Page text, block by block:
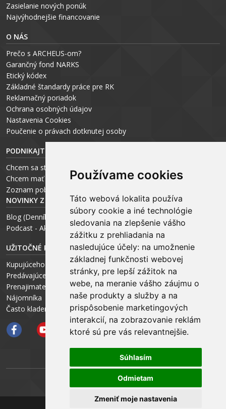
Používame cookies
Táto webová lokalita používa
súbory cookie a iné technológie
sledovania na zlepšenie vášho
zážitku z prehliadania na
nasledujúce účely: na umožnenie
základnej funkčnosti webovej
stránky, pre lepší zážitok na
webe, na meranie vášho záujmu o
naše produkty a služby a na
prispôsobenie marketingových
interakcií, na zobrazovanie reklám
ktoré sú pre vás relevantnejšie.
Súhlasím
Odmietam
Zmeniť moje nastavenia
Zasielanie nových ponúk
Najvýhodnejšie financovanie
O NÁS
Prečo s ARCHEUS-om?
Garančný fond NARKS
Etický kódex
Základné štandardy práce pre RK
Reklamačný poriadok
Ochrana osobných údajov
Nastavenia Cookies
Poučenie o právach dotknutej osoby
PODNIKAJTE S ARCHEUS-OM
Chcem sa stať realitným odborníkom
Chcem mať vlastnú kanceláriu
Zoznam pobočiek
NOVINKY Z MÉDIÍ
Blog (Denník N a Trend) – R. Štalmach
Podcast - Ako začínal ARCHEUS - R. Štalmach / CEO
UŽITOČNÉ RADY PRE
Kupujúceho
Predávajúceho
Prenajimateľa
Nájomníka
Často kladené otázky FAQ